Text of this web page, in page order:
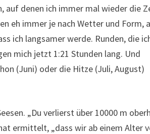
auf denen ich immer mal wieder die
eh immer je nach Wetter und Form,
ich langsamer werde. Runden, die
mich jetzt 1:21 Stunden lang. Und
(Juni) oder die Hitze (Juli, August)
„Du verlierst über 10000 m
ermittelt, „dass wir ab einem Alter